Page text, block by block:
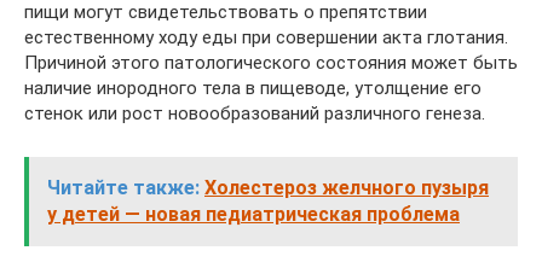
пищи могут свидетельствовать о препятствии
естественному ходу еды при совершении акта глотания.
Причиной этого патологического состояния может быть
наличие инородного тела в пищеводе, утолщение его
стенок или рост новообразований различного генеза.
Читайте также: Холестероз желчного пузыря
у детей — новая педиатрическая проблема